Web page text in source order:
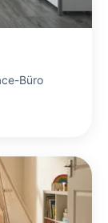
Büro